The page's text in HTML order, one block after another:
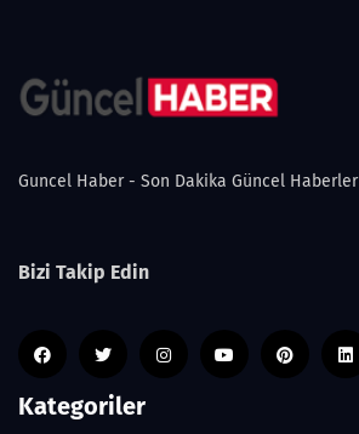
Guncel Haber - Son Dakika Güncel Haberler
Bizi Takip Edin
Kategoriler